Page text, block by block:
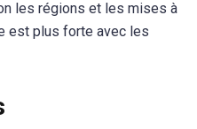
les régions et les mises à
est plus forte avec les